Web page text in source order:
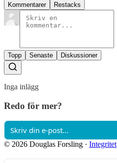
Kommentarer Restacks
Topp Senaste Diskussioner
Inga inlägg
Redo för mer?
© 2026 Douglas Forsling · Integritet